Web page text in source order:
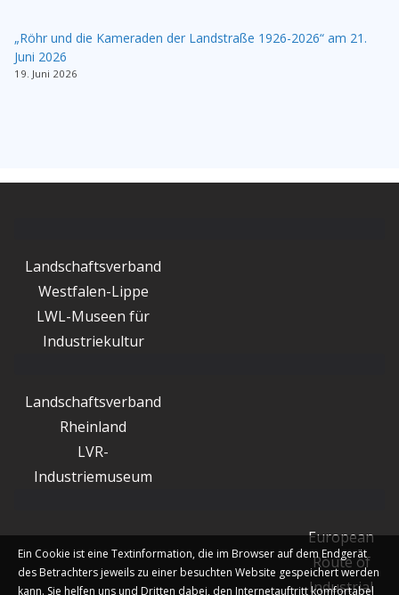
„Röhr und die Kameraden der Landstraße 1926-2026“ am 21.
Juni 2026
19. Juni 2026
Landschaftsverband
Westfalen-Lippe
LWL-Museen für
Industriekultur
Landschaftsverband
Rheinland
LVR-
Industriemuseum
European
Route of
Industrial
Ein Cookie ist eine Textinformation, die im Browser auf dem Endgerät
des Betrachters jeweils zu einer besuchten Website gespeichert werden
kann. Sie helfen uns und Dritten dabei, den Internetauftritt komfortabel